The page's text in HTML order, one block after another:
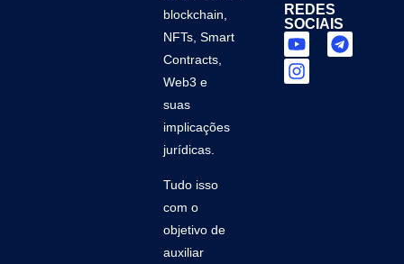
blockchain,
NFTs, Smart
Contracts,
Web3 e
suas
implicações
jurídicas.
Tudo isso
com o
objetivo de
auxiliar
REDES
SOCIAIS